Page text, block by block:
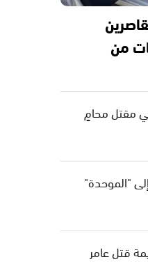
من
مقتل محامٍ
"الموحدة"
قتل عامر